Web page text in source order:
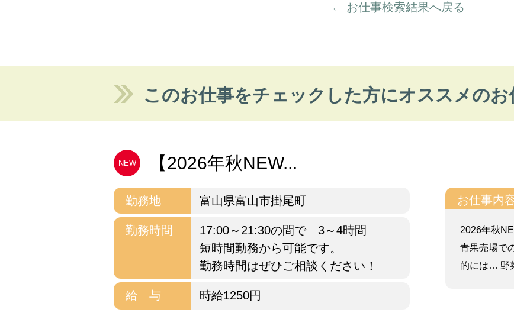
← お仕事検索結果へ戻る
このお仕事をチェックした方にオススメのお
NEW 【2026年秋NEW...
勤務地 富山県富山市掛尾町
勤務時間
17:00～21:30の間で 3～4時間
短時間勤務から可能です。
勤務時間はぜひご相談ください！
給 与 時給1250円
お仕事内
2026年秋
青果売場で
的には… 野